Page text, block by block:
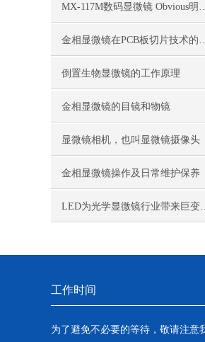
MX-117M数码显微镜
金相显微镜在PCB板切
倒置生物显微镜的工作原理
金相显微镜的目镜和物镜
显微镜相机，也叫显微镜摄像头
金相显微镜操作及日常维护保养
LED为光学显微
工作时间
为了避免不必要的等待，敬请注意